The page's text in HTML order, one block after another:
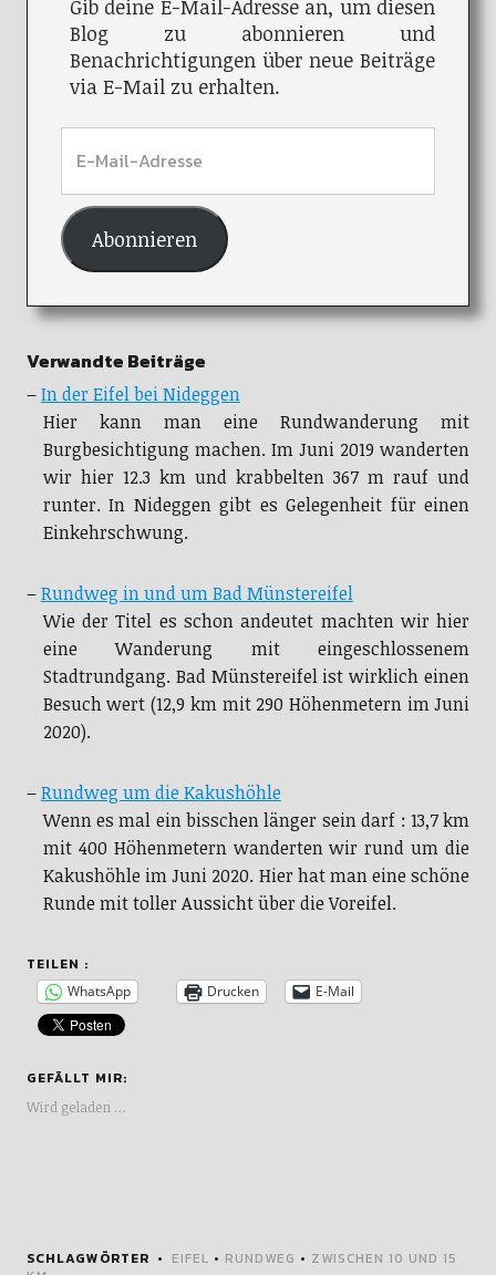
Gib deine E-Mail-Adresse an, um diesen
Blog zu abonnieren und
Benachrichtigungen über neue Beiträge
via E-Mail zu erhalten.
Abonnieren
Verwandte Beiträge
–In der Eifel bei Nideggen
Hier kann man eine Rundwanderung mit
Burgbesichtigung machen. Im Juni 2019 wanderten
wir hier 12.3 km und krabbelten 367 m rauf und
runter. In Nideggen gibt es Gelegenheit für einen
Einkehrschwung.
–Rundweg in und um Bad Münstereifel
Wie der Titel es schon andeutet machten wir hier
eine Wanderung mit eingeschlossenem
Stadtrundgang. Bad Münstereifel ist wirklich einen
Besuch wert (12,9 km mit 290 Höhenmetern im Juni
2020).
–Rundweg um die Kakushöhle
Wenn es mal ein bisschen länger sein darf : 13,7 km
mit 400 Höhenmetern wanderten wir rund um die
Kakushöhle im Juni 2020. Hier hat man eine schöne
Runde mit toller Aussicht über die Voreifel.
TEILEN :
WhatsApp Drucken E-Mail
GEFÄLLT MIR:
Wird geladen …
SCHLAGWÖRTER EIFEL • RUNDWEG • ZWISCHEN 10 UND 15